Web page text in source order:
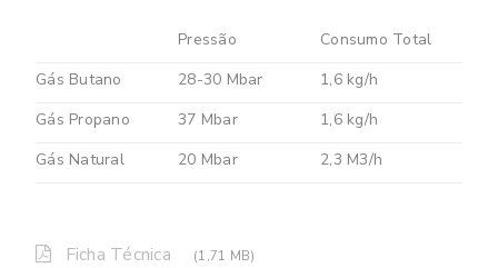
Pressão
Consumo Total
Gás Butano
28-30 Mbar
1,6 kg/h
Gás Propano
37 Mbar
1,6 kg/h
Gás Natural
20 Mbar 2,3 M3/h
Ficha Técnica (1,71 MB)